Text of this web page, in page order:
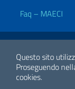
Questo sito
Proseguendo
cookies.
Faq – MAECI
Link Utili